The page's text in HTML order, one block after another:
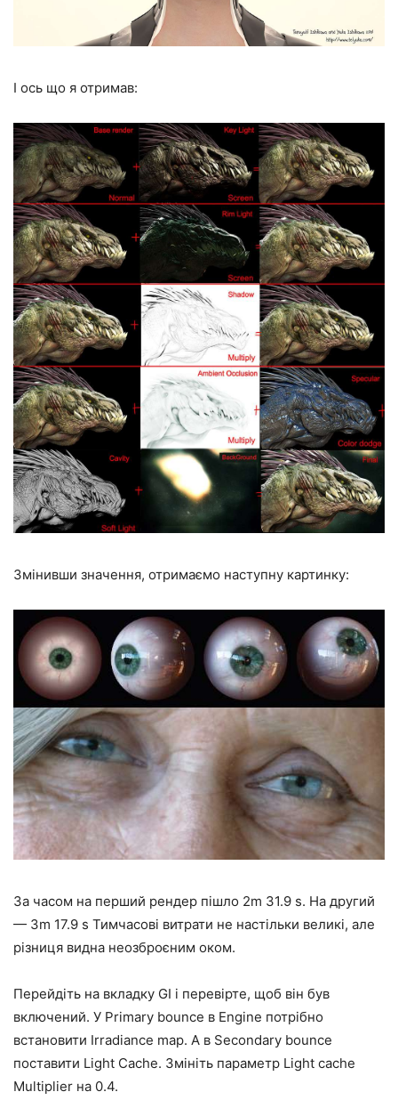
І ось що я отримав:
Змінивши значення, отримаємо наступну картинку:
За часом на перший рендер пішло 2m 31.9 s. На другий
— 3m 17.9 s Тимчасові витрати не настільки великі, але
різниця видна неозброєним оком.
Перейдіть на вкладку GI і перевірте, щоб він був
включений. У Primary bounce в Engine потрібно
встановити Irradiance map. А в Secondary bounce
поставити Light Cache. Змініть параметр Light cache
Multiplier на 0.4.